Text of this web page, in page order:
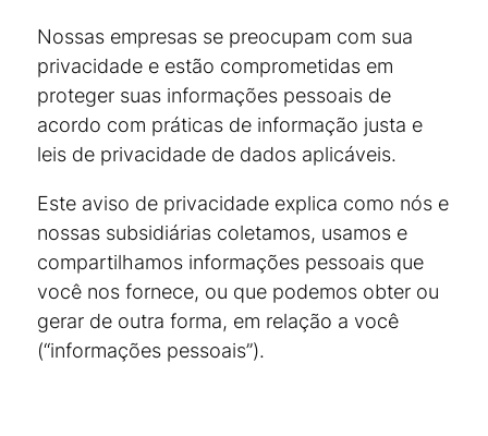
Nossas empresas se preocupam com sua
privacidade e estão comprometidas em
proteger suas informações pessoais de
acordo com práticas de informação justa e
leis de privacidade de dados aplicáveis.
Este aviso de privacidade explica como nós e
nossas subsidiárias coletamos, usamos e
compartilhamos informações pessoais que
você nos fornece, ou que podemos obter ou
gerar de outra forma, em relação a você
(“informações pessoais”).